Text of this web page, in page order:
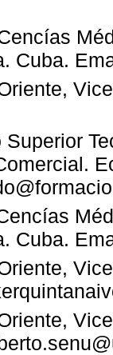
Cuba.
Superior
Cuba.